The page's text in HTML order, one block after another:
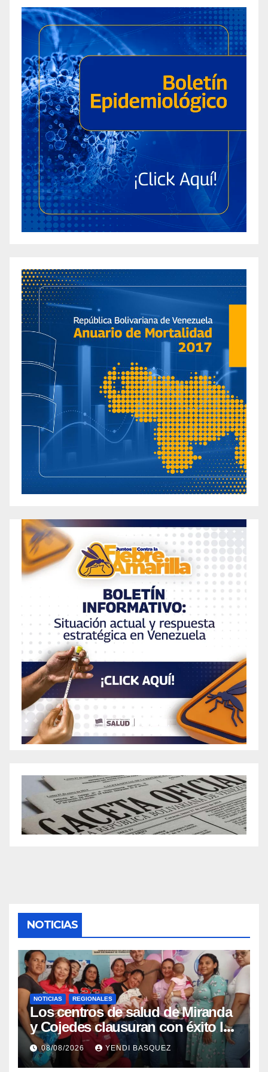
NOTICIAS
NOTICIAS REGIONALES
Los centros de salud de Miranda
y Cojedes clausuran con éxito la
Semana Mundial de la Lactancia
Materna
08/08/2026 YENDI BASQUEZ